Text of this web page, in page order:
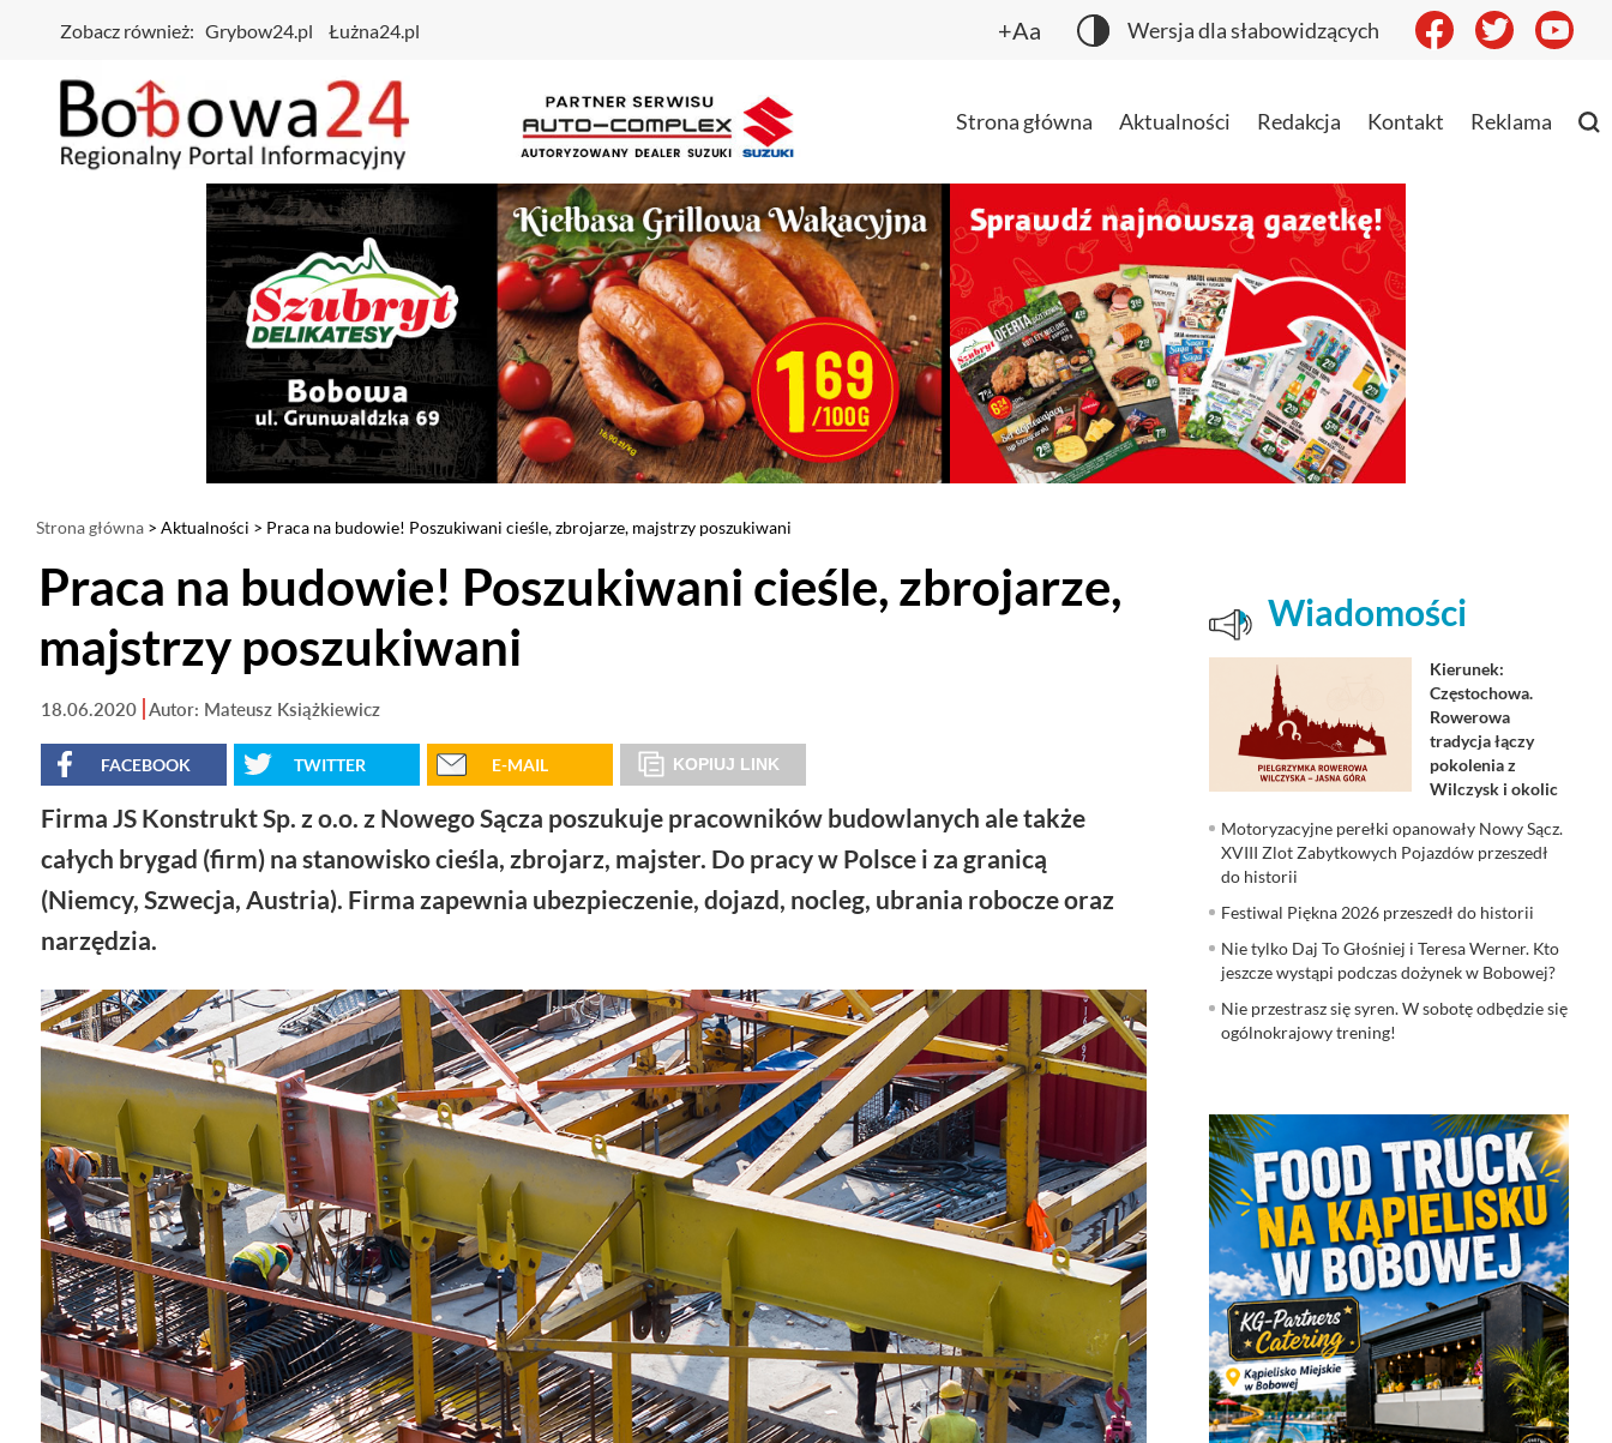
Zobacz również: Grybow24.pl Łużna24.pl +Aa Wersja dla słabowidzących
Strona główna Aktualności Redakcja Kontakt Reklama
Strona główna > Aktualności > Praca na budowie! Poszukiwani cieśle, zbrojarze, majstrzy poszukiwani
Praca na budowie! Poszukiwani cieśle, zbrojarze,
majstrzy poszukiwani
18.06.2020 Autor: Mateusz Książkiewicz
FACEBOOK TWITTER E-MAIL KOPIUJ LINK
Firma JS Konstrukt Sp. z o.o. z Nowego Sącza poszukuje pracowników budowlanych ale także
całych brygad (firm) na stanowisko cieśla, zbrojarz, majster. Do pracy w Polsce i za granicą
(Niemcy, Szwecja, Austria). Firma zapewnia ubezpieczenie, dojazd, nocleg, ubrania robocze oraz
narzędzia.
Wiadomości
Kierunek:
Częstochowa.
Rowerowa
tradycja łączy
pokolenia z
Wilczysk i okolic
Motoryzacyjne perełki opanowały Nowy Sącz.
XVIII Zlot Zabytkowych Pojazdów przeszedł
do historii
Festiwal Piękna 2026 przeszedł do historii
Nie tylko Daj To Głośniej i Teresa Werner. Kto
jeszcze wystąpi podczas dożynek w Bobowej?
Nie przestrasz się syren. W sobotę odbędzie się
ogólnokrajowy trening!